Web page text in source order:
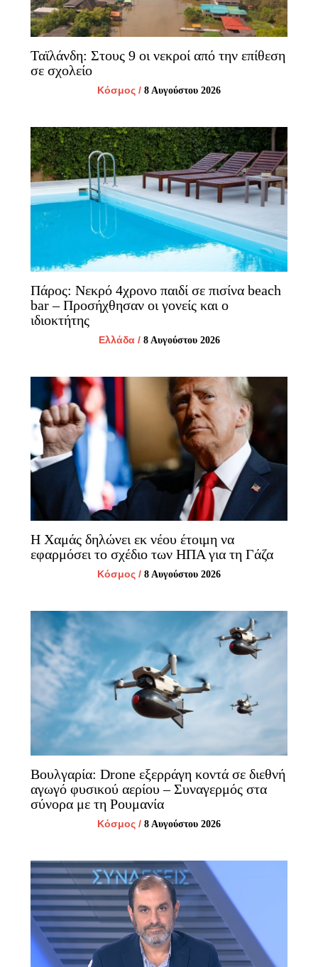
Ταϊλάνδη: Στους 9 οι νεκροί από την επίθεση
σε σχολείο
Κόσμος / 8 Αυγούστου 2026
Πάρος: Νεκρό 4χρονο παιδί σε πισίνα beach
bar – Προσήχθησαν οι γονείς και ο
ιδιοκτήτης
Ελλάδα/ 8 Αυγούστου 2026
Η Χαμάς δηλώνει εκ νέου έτοιμη να
εφαρμόσει το σχέδιο των ΗΠΑ για τη Γάζα
Κόσμος / 8 Αυγούστου 2026
Βουλγαρία: Drone εξερράγη κοντά σε διεθνή
αγωγό φυσικού αερίου – Συναγερμός στα
σύνορα με τη Ρουμανία
Κόσμος / 8 Αυγούστου 2026